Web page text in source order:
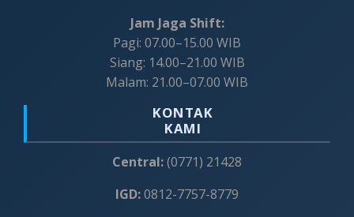
Jam Jaga Shift:
Pagi: 07.00–15.00 WIB
Siang: 14.00–21.00 WIB
Malam: 21.00–07.00 WIB
KONTAK
KAMI
Central:(0771) 21428
IGD:0812-7757-8779